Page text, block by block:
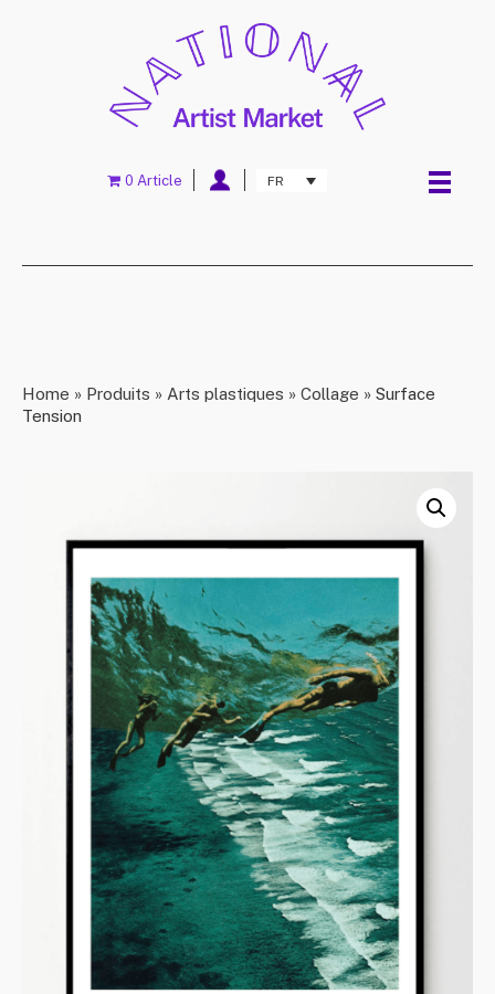
FR
0 Article
Home » Produits » Arts plastiques » Collage » Surface
Tension